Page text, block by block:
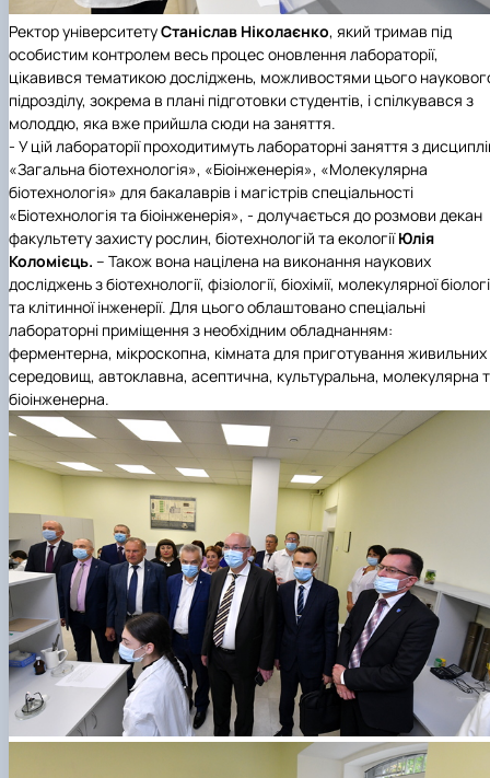
Ректор університетуСтаніслав Ніколаєнко, який тримав під
особистим контролем весь процес оновлення лабораторії,
цікавився тематикою досліджень, можливостями цього
підрозділу, зокрема в плані підготовки студентів, і спілкувався з
молоддю, яка вже прийшла сюди на заняття.
- У цій лабораторії проходитимуть лабораторні заняття з
«Загальна біотехнологія», «Біоінженерія», «Молекулярна
біотехнологія» для бакалаврів і магістрів спеціальності
«Біотехнологія та біоінженерія», - долучається до розмови декан
факультету захисту рослин, біотехнологій та екологіїЮлія
Коломієць. – Також вона націлена на виконання наукових
досліджень з біотехнології, фізіології, біохімії, молекулярної
та клітинної інженерії. Для цього облаштовано спеціальні
лабораторні приміщення з необхідним обладнанням:
ферментерна, мікроскопна, кімната для приготування живильних
середовищ, автоклавна, асептична, культуральна, молекулярна
біоінженерна.